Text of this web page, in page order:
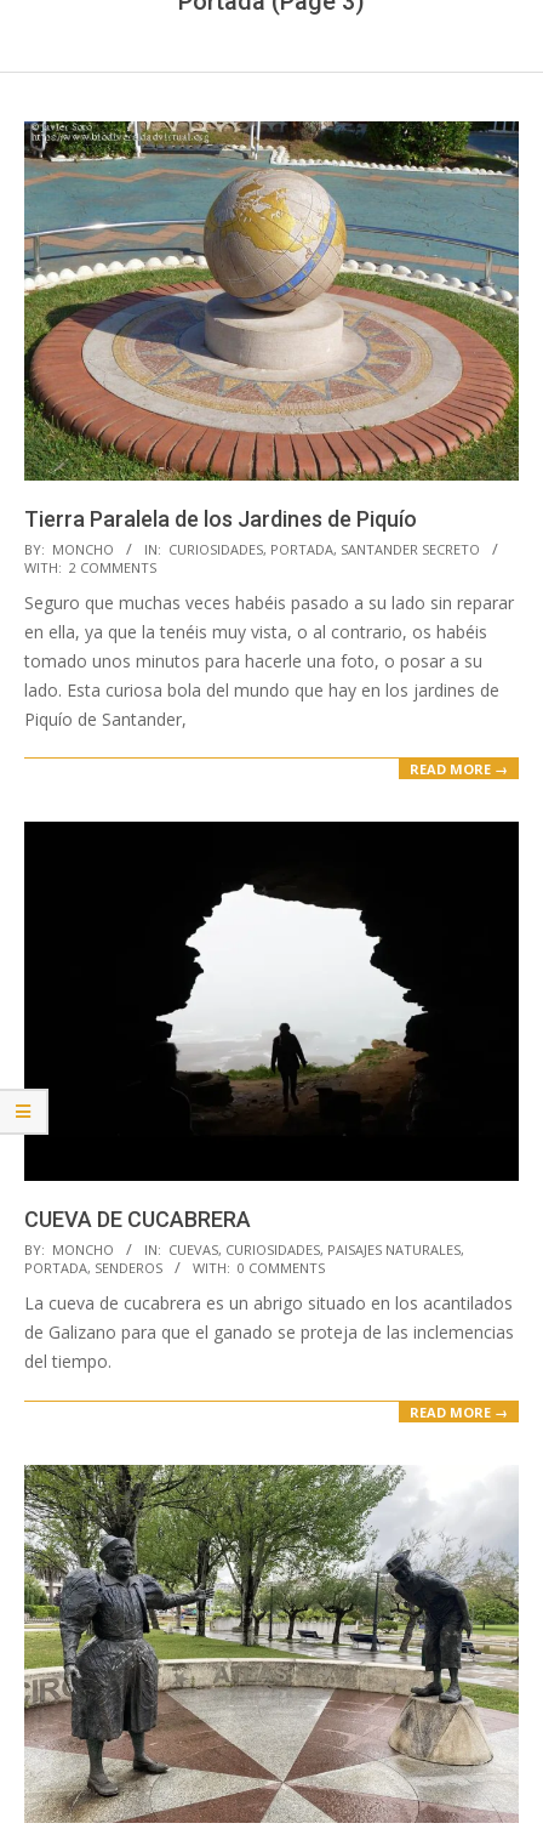
Tierra Paralela de los Jardines de Piquío
2023-
05-
30
BY: MONCHO IN: CURIOSIDADES, PORTADA, SANTANDER SECRETO
WITH: 2 COMMENTS
Seguro que muchas veces habéis pasado a su lado sin reparar
en ella, ya que la tenéis muy vista, o al contrario, os habéis
tomado unos minutos para hacerle una foto, o posar a su
lado. Esta curiosa bola del mundo que hay en los jardines de
Piquío de Santander,
READ MORE →
CUEVA DE CUCABRERA
2023-
05-
26
BY: MONCHO IN: CUEVAS, CURIOSIDADES, PAISAJES NATURALES,
PORTADA, SENDEROS WITH: 0 COMMENTS
La cueva de cucabrera es un abrigo situado en los acantilados
de Galizano para que el ganado se proteja de las inclemencias
del tiempo.
READ MORE →